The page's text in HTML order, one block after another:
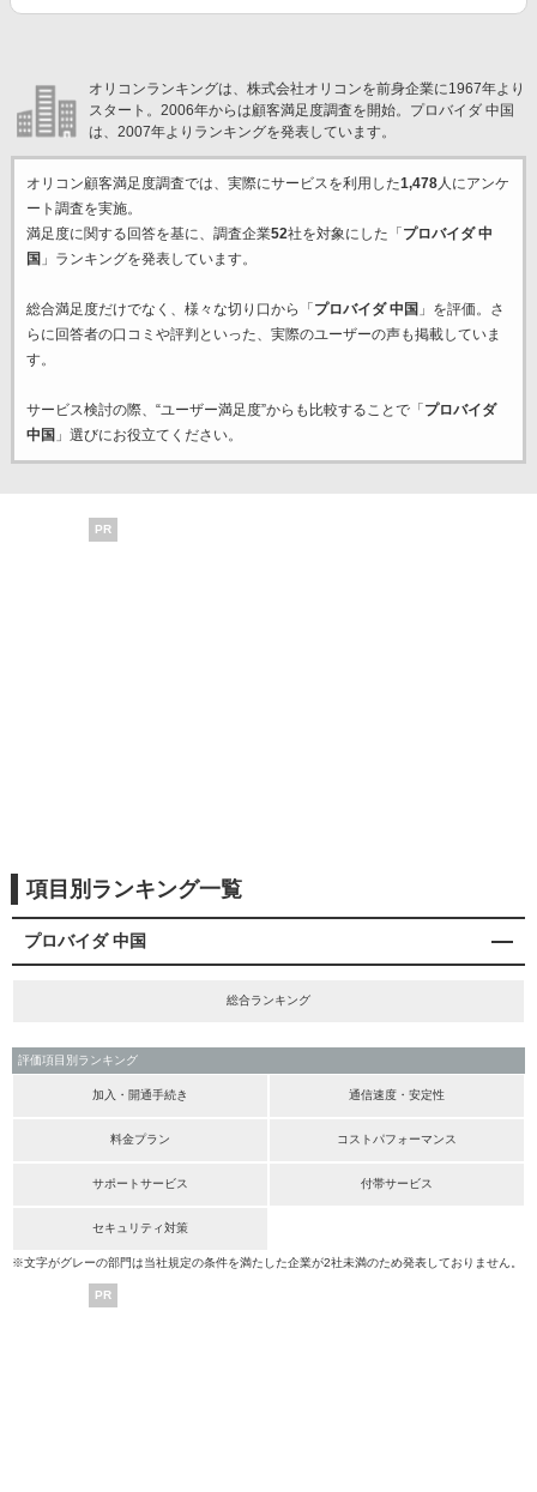
オリコンランキングは、株式会社オリコンを前身企業に1967年より
スタート。2006年からは顧客満足度調査を開始。プロバイダ 中国
は、2007年よりランキングを発表しています。
オリコン顧客満足度調査では、実際にサービスを利用した1,478人にアンケ
ート調査を実施。
満足度に関する回答を基に、調査企業52社を対象にした「 プロバイダ 中
国 」ランキングを発表しています。
総合満足度だけでなく、様々な切り口から「 プロバイダ 中国 」を評価。さ
らに回答者の口コミや評判といった、実際のユーザーの声も掲載していま
す。
サービス検討の際、“ユーザー満足度”からも比較することで「 プロバイダ
中国 」選びにお役立てください。
PR
項目別ランキング一覧
プロバイダ 中国
総合ランキング
評価項目別ランキング
加入・開通手続き 通信速度・安定性
料金プラン コストパフォーマンス
サポートサービス 付帯サービス
セキュリティ対策
※文字がグレーの部門は当社規定の条件を満たした企業が2社未満のため発表しておりません。
PR